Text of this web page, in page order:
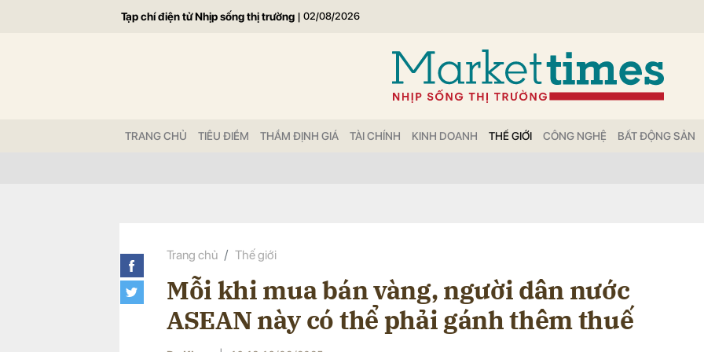
Tạp chí điện tử Nhịp sống thị trường | 02/08/2026
TRANG CHỦ TIÊU ĐIỂM THẨM ĐỊNH GIÁ TÀI CHÍNH KINH DOANH THẾ GIỚI CÔNG NGHỆ BẤT ĐỘNG SẢN
Trang chủ Thế giới
Mỗi khi mua bán vàng, người dân nước
ASEAN này có thể phải gánh thêm thuế
Gửi bình luận